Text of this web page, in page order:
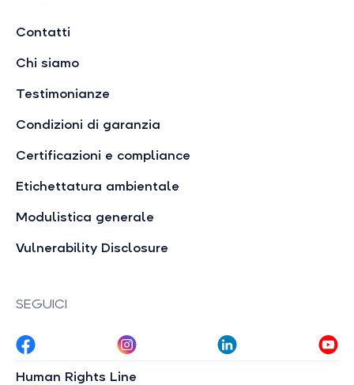
Contatti
Chi siamo
Testimonianze
Condizioni di garanzia
Certificazioni e compliance
Etichettatura ambientale
Modulistica generale
Vulnerability Disclosure
SEGUICI
Human Rights Line